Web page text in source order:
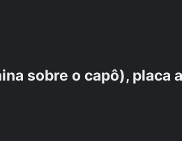
sobre o capô),